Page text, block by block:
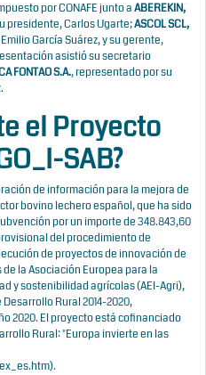
por CONAFE junto aABEREKIN,
presidente, Carlos Ugarte;ASCOL SCL,
García Suárez, y su gerente,
asistió su secretario
FONTAO S.A., representado por su
el Proyecto
SAB?
de información para la mejora de
bovino lechero español, que ha sido
por un importe de 348.843,60
del procedimiento de
de proyectos de innovación de
la Asociación Europea para la
y sostenibilidad agrícolas (AEI-Agri),
Rural 2014-2020,
2020. El proyecto está cofinanciado
Rural: "Europa invierte en las
).